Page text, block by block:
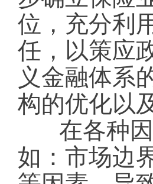
位，充分利
任，以策应
义金融体系
构的优化以
在各种
如：市场边